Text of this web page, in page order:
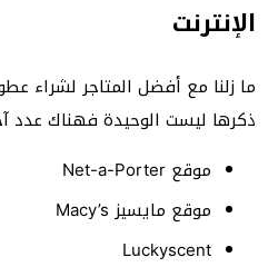
الإنترنت
ما زلنا مع أفضل المتاجر لشراء
ذكرها ليست الوحيدة فهناك عدد
موقع Net-a-Porter
موقع مايسيز Macy’s
Luckyscent